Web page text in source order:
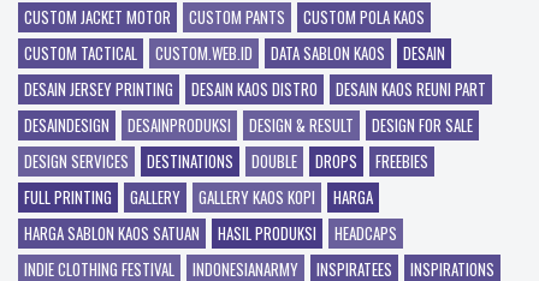
CUSTOM JACKET MOTOR
CUSTOM PANTS
CUSTOM POLA KAOS
CUSTOM TACTICAL
CUSTOM.WEB.ID DATA SABLON KAOS
DESAIN
DESAIN JERSEY PRINTING
DESAIN KAOS DISTRO
DESAIN KAOS REUNI PART
DESAINDESIGN
DESAINPRODUKSI DESIGN & RESULT
DESIGN FOR SALE
DESIGN SERVICES
DESTINATIONS DOUBLE DROPS
FREEBIES
FULL PRINTING
GALLERY GALLERY KAOS KOPI
HARGA
HARGA SABLON KAOS SATUAN
HASIL PRODUKSI
HEADCAPS
INDIE CLOTHING FESTIVAL
INDONESIANARMY INSPIRATEES
INSPIRATIONS